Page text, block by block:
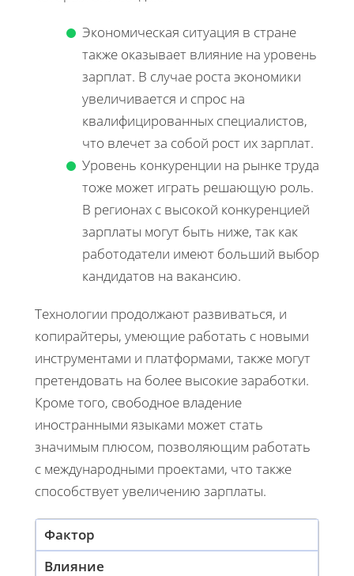
Экономическая ситуация в стране
также оказывает влияние на уровень
зарплат. В случае роста экономики
увеличивается и спрос на
квалифицированных специалистов,
что влечет за собой рост их зарплат.
Уровень конкуренции на рынке труда
тоже может играть решающую роль.
В регионах с высокой конкуренцией
зарплаты могут быть ниже, так как
работодатели имеют больший выбор
кандидатов на вакансию.
Технологии продолжают развиваться, и
копирайтеры, умеющие работать с новыми
инструментами и платформами, также могут
претендовать на более высокие заработки.
Кроме того, свободное владение
иностранными языками может стать
значимым плюсом, позволяющим работать
с международными проектами, что также
способствует увеличению зарплаты.
Фактор
Влияние